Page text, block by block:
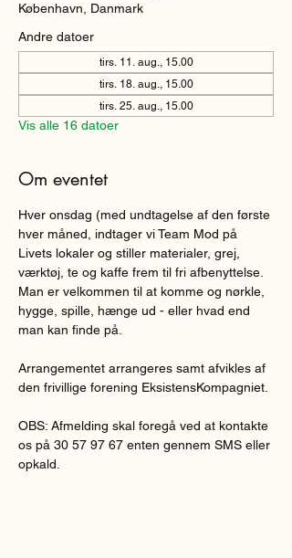
København, Danmark
Andre datoer
tirs. 11. aug., 15.00
tirs. 18. aug., 15.00
tirs. 25. aug., 15.00
Vis alle 16 datoer
Om eventet
Hver onsdag (med undtagelse af den første
hver måned, indtager vi Team Mod på
Livets lokaler og stiller materialer, grej,
værktøj, te og kaffe frem til fri afbenyttelse.
Man er velkommen til at komme og nørkle,
hygge, spille, hænge ud - eller hvad end
man kan finde på.
Arrangementet arrangeres samt afvikles af
den frivillige forening EksistensKompagniet.
OBS: Afmelding skal foregå ved at kontakte
os på 30 57 97 67 enten gennem SMS eller
opkald.